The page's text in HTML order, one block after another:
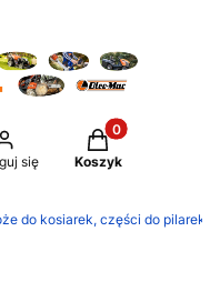
się
Produkty w
Koszyk
do kosiarek, części do pilarek/